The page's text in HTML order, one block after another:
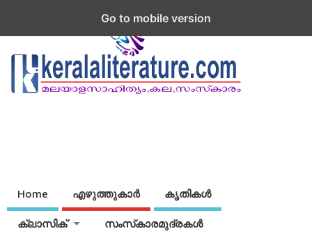
Home എഴുത്തുകാര്‍ കൃതികൾ
ക്ലാസിക് സംസ്‌കാരമുദ്രകള്‍
Go to mobile version